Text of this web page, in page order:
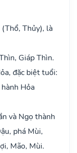
(Thổ, Thủy), là
Giáp Thìn.
đặc biệt tuổi:
Hỏa
và Ngọ thành
phá Mùi,
Mão, Mùi.